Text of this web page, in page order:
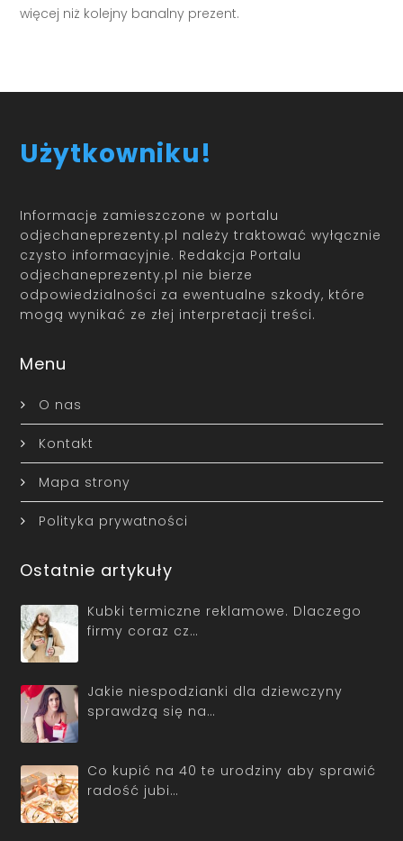
więcej niż kolejny banalny prezent.
Użytkowniku!
Informacje zamieszczone w portalu
odjechaneprezenty.pl należy traktować wyłącznie
czysto informacyjnie. Redakcja Portalu
odjechaneprezenty.pl nie bierze
odpowiedzialności za ewentualne szkody, które
mogą wynikać ze złej interpretacji treści.
Menu
O nas
Kontakt
Mapa strony
Polityka prywatności
Ostatnie artykuły
Kubki termiczne reklamowe. Dlaczego
firmy coraz cz…
Jakie niespodzianki dla dziewczyny
sprawdzą się na…
Co kupić na 40 te urodziny aby sprawić
radość jubi…